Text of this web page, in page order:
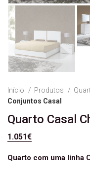
Início Produtos
Conjuntos Casal
Quarto Casal
1.051€
Quarto com uma linha